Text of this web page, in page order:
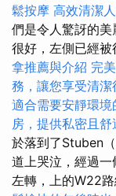
鬆按摩 高效清潔
們是令人驚訝的
很好，左側已經
拿推薦與介紹 完
務，讓您享受清潔
適合需要安靜環境
房，提供私密且
於落到了Stuben
道上哭泣，經過
左轉，上的W22路